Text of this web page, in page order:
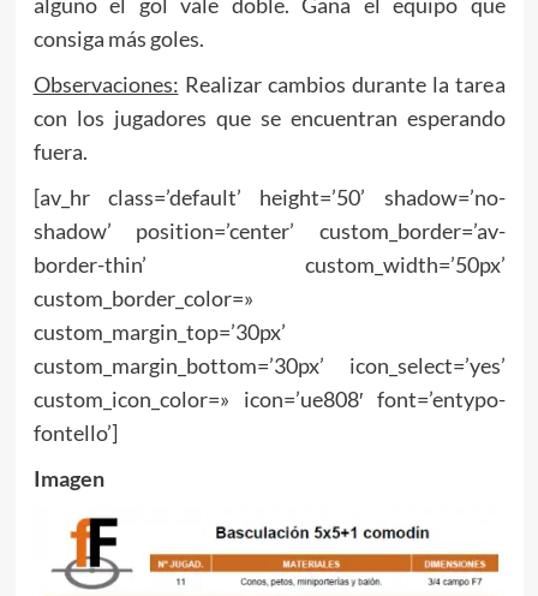
consiga más goles.
Observaciones: Realizar cambios durante la tarea
con los jugadores que se encuentran esperando
fuera.
[av_hr class=’default’ height=’50’ shadow=’no-
shadow’ position=’center’ custom_border=’av-
border-thin’ custom_width=’50px’
custom_border_color=»
custom_margin_top=’30px’
custom_margin_bottom=’30px’ icon_select=’yes’
custom_icon_color=» icon=’ue808′ font=’entypo-
fontello’]
Imagen